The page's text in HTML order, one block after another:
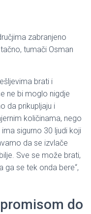
zabranjeno
tumači Osman
brati i
ne bi moglo nigdje
da prikupljaju i
količinama, nego
sigurno 30 ljudi koji
da se izvlače
Sve se može brati,
ga se tek onda bere“,
do